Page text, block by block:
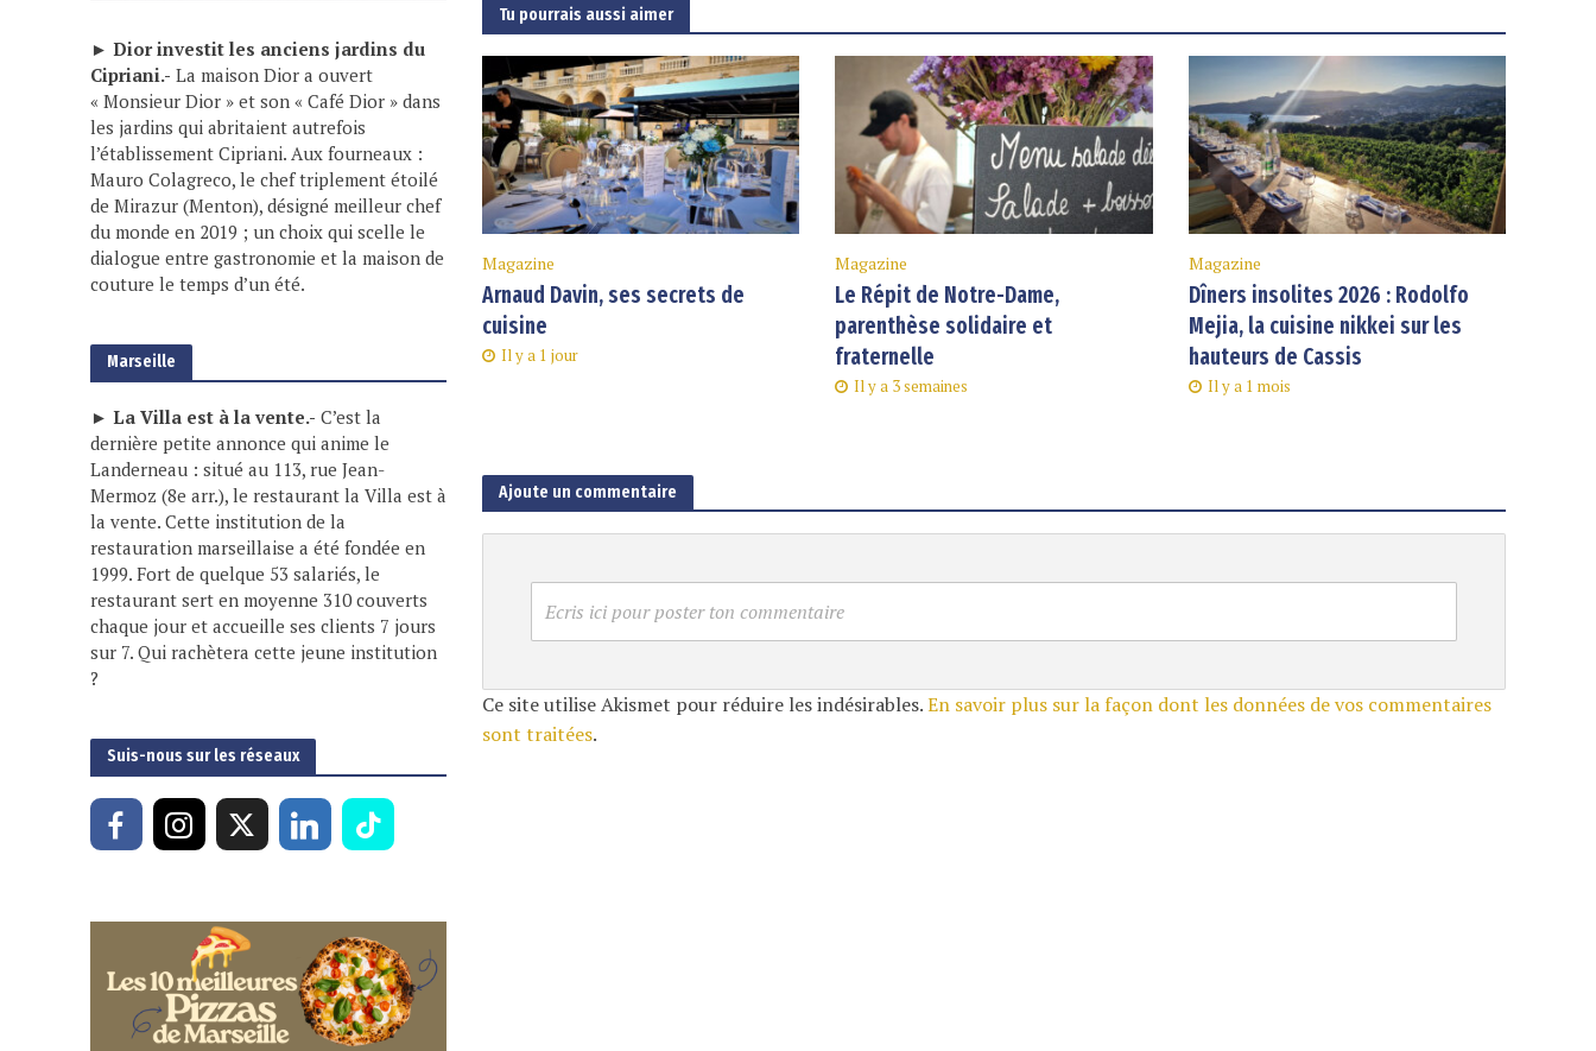
► Dior investit les anciens jardins du
Cipriani.- La maison Dior a ouvert
« Monsieur Dior » et son « Café Dior » dans
les jardins qui abritaient autrefois
l’établissement Cipriani. Aux fourneaux :
Mauro Colagreco, le chef triplement étoilé
de Mirazur (Menton), désigné meilleur chef
du monde en 2019 ; un choix qui scelle le
dialogue entre gastronomie et la maison de
couture le temps d’un été.
Marseille
► La Villa est à la vente.- C’est la
dernière petite annonce qui anime le
Landerneau : situé au 113, rue Jean-
Mermoz (8e arr.), le restaurant la Villa est à
la vente. Cette institution de la
restauration marseillaise a été fondée en
1999. Fort de quelque 53 salariés, le
restaurant sert en moyenne 310 couverts
chaque jour et accueille ses clients 7 jours
sur 7. Qui rachètera cette jeune institution
?
Suis-nous sur les réseaux
Tu pourrais aussi aimer
Magazine
Arnaud Davin, ses secrets de
cuisine
Il y a 1 jour
Magazine
Le Répit de Notre-Dame,
parenthèse solidaire et
fraternelle
Il y a 3 semaines
Magazine
Dîners insolites 2026 : Rodolfo
Mejia, la cuisine nikkei sur les
hauteurs de Cassis
Il y a 1 mois
Ajoute un commentaire
Ecris ici pour poster ton commentaire
Ce site utilise Akismet pour réduire les indésirables.En savoir plus sur la façon dont les données de vos commentaires
sont traitées.